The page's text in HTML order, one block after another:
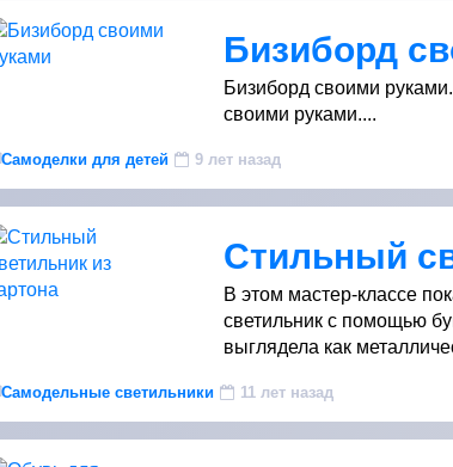
Бизиборд
Бизиборд своими
своими руками....
Самоделки для детей 9 лет назад
Стильный
В этом мастер-классе
светильник с помощью
выглядела как
Самодельные светильники 11 лет назад